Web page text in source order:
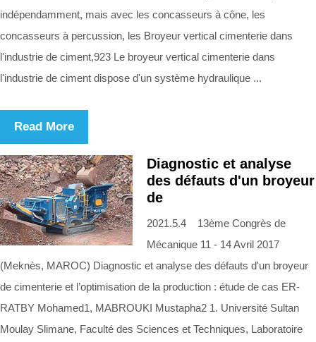
indépendamment, mais avec les concasseurs à cône, les
concasseurs à percussion, les Broyeur vertical cimenterie dans
l'industrie de ciment,923 Le broyeur vertical cimenterie dans
l'industrie de ciment dispose d'un système hydraulique ...
Read More
Diagnostic et analyse
des défauts d'un broyeur
de
2021.5.4 13ème Congrès de
Mécanique 11 - 14 Avril 2017
(Meknès, MAROC) Diagnostic et analyse des défauts d'un broyeur
de cimenterie et l’optimisation de la production : étude de cas ER-
RATBY Mohamed1, MABROUKI Mustapha2 1. Université Sultan
Moulay Slimane, Faculté des Sciences et Techniques, Laboratoire